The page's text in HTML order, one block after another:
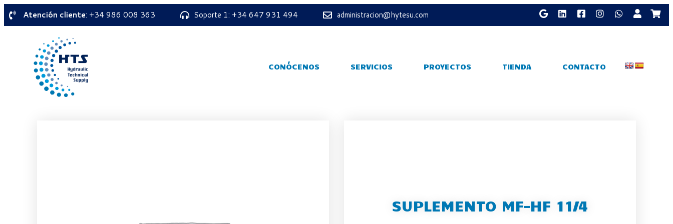
Atención cliente: +34 986 008 363 Soporte 1: +34 647 931 494 administracion@hytesu.com
CONÓCENOS SERVICIOS PROYECTOS TIENDA CONTACTO
SUPLEMENTO MF-HF 11/4